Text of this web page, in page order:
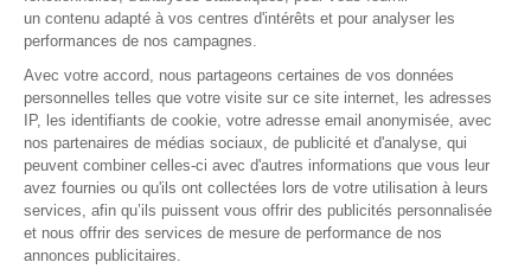
un contenu adapté à vos centres d'intérêts et pour analyser les
performances de nos campagnes.
Avec votre accord, nous partageons certaines de vos données
personnelles telles que votre visite sur ce site internet, les adresses
IP, les identifiants de cookie, votre adresse email anonymisée, avec
nos partenaires de médias sociaux, de publicité et d'analyse, qui
peuvent combiner celles-ci avec d'autres informations que vous leur
avez fournies ou qu'ils ont collectées lors de votre utilisation à leurs
services, afin qu’ils puissent vous offrir des publicités personnalisée
et nous offrir des services de mesure de performance de nos
annonces publicitaires.
les postes de direction
Vous avez une question ?
La FAQ c'est ici
© Corsica Linea - Siège social - 4 Bd Roi Jérôme, 20000 Ajaccio -Mentions légales